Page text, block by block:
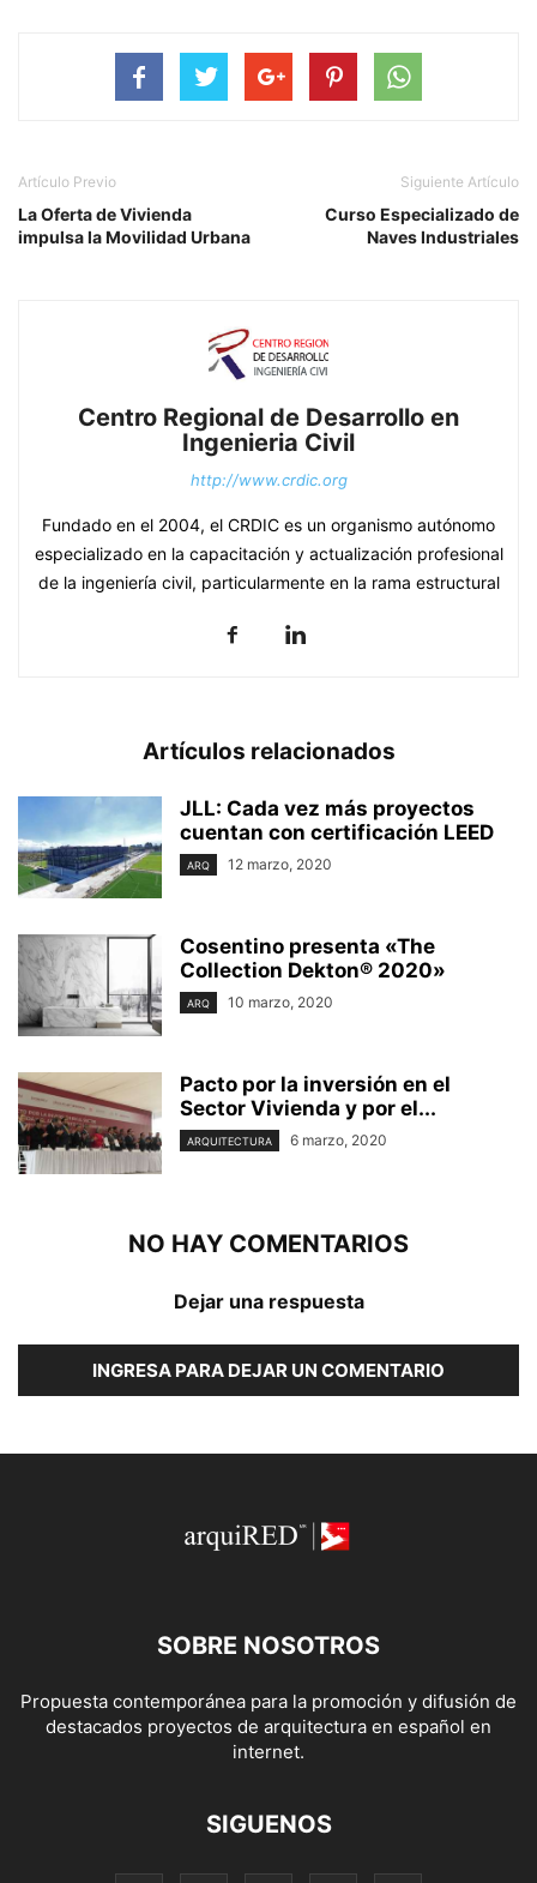
Artículo Previo
La Oferta de Vivienda
impulsa la Movilidad Urbana
Siguiente Artículo
Curso Especializado de
Naves Industriales
Centro Regional de Desarrollo en
Ingenieria Civil
http://www.crdic.org
Fundado en el 2004, el CRDIC es un organismo autónomo
especializado en la capacitación y actualización profesional
de la ingeniería civil, particularmente en la rama estructural
Artículos relacionados
JLL: Cada vez más proyectos
cuentan con certificación LEED
ARQ 12 marzo, 2020
Cosentino presenta «The
Collection Dekton® 2020»
ARQ 10 marzo, 2020
Pacto por la inversión en el
Sector Vivienda y por el...
ARQUITECTURA 6 marzo, 2020
NO HAY COMENTARIOS
Dejar una respuesta
INGRESA PARA DEJAR UN COMENTARIO
SOBRE NOSOTROS
Propuesta contemporánea para la promoción y difusión de
destacados proyectos de arquitectura en español en
internet.
SIGUENOS